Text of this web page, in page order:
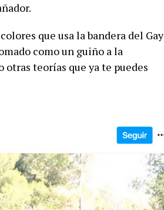
que usa la bandera del Gay
como un guiño a la
otras teorías que ya te puedes